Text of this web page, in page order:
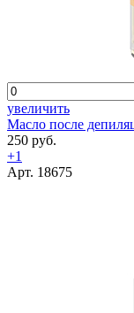
увеличить
Масло после
250 руб.
+1
Арт. 18675